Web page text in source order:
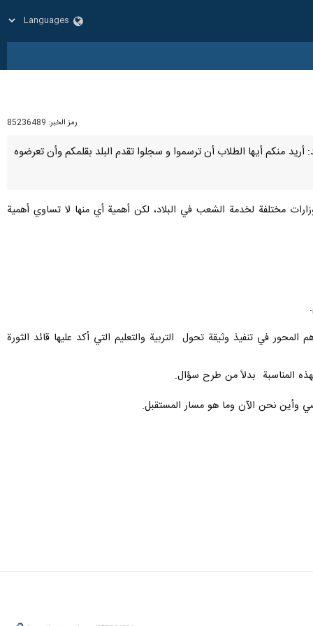
رمز الخبر: 85236489
أريد منكم أيها الطلاب أن ترسموا و سجلوا تقدم البلد بقلمكم وأن تعرضوه
مختلفة لخدمة الشعب في البلاد، لكن أهمية أي منها لا تساوي أهمية
في تنفيذ وثيقة تحول التربیة والتعليم التي أكد عليها قائد الثورة
المناسبة بدلاً من طرح سؤال.
وأين نحن الآن وما هو مسار المستقبل.